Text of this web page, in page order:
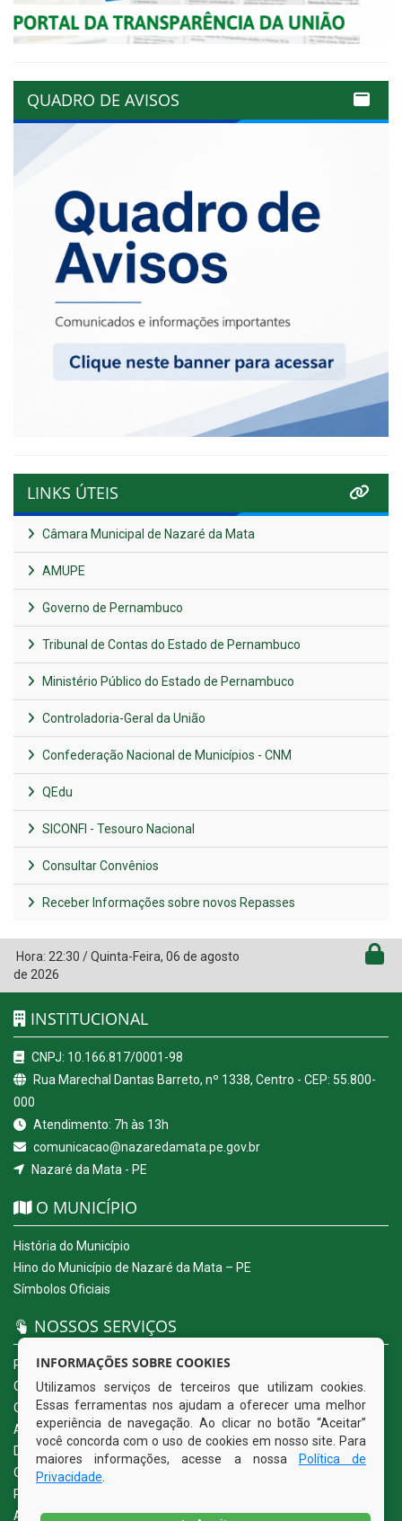
QUADRO DE AVISOS
LINKS ÚTEIS
Câmara Municipal de Nazaré da Mata
AMUPE
Governo de Pernambuco
Tribunal de Contas do Estado de Pernambuco
Ministério Público do Estado de Pernambuco
Controladoria-Geral da União
Confederação Nacional de Municípios - CNM
QEdu
SICONFI - Tesouro Nacional
Consultar Convênios
Receber Informações sobre novos Repasses
Hora: 22:30 /Quinta-Feira, 06 de agosto
de 2026
INSTITUCIONAL
CNPJ: 10.166.817/0001-98
Rua Marechal Dantas Barreto, nº 1338, Centro - CEP: 55.800-
000
Atendimento: 7h às 13h
comunicacao@nazaredamata.pe.gov.br
Nazaré da Mata - PE
O MUNICÍPIO
História do Município
Hino do Município de Nazaré da Mata – PE
Símbolos Oficiais
NOSSOS SERVIÇOS
Portal da Transparência
Carta de Serviços ao Usuário
Ouvidoria Eletrônica
Acesso a Informação (eSIC)
Diário Oficial
Quadro de Avisos
Política de Privacidade
Acessibilidade
INFORMAÇÕES SOBRE COOKIES
Utilizamos serviços de terceiros que utilizam cookies.
Essas ferramentas nos ajudam a oferecer uma melhor
experiência de navegação. Ao clicar no botão “Aceitar”
você concorda com o uso de cookies em nosso site. Para
maiores informações, acesse a nossa
Política de
Privacidade